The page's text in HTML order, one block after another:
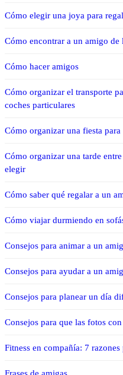
Cómo elegir una joya para
Cómo encontrar a un amigo de
Cómo hacer amigos
Cómo organizar el transporte
coches particulares
Cómo organizar una fiesta
Cómo organizar una tarde
elegir
Cómo saber qué regalar a un
Cómo viajar durmiendo en
Consejos para animar a un
Consejos para ayudar a un
Consejos para planear un día
Consejos para que las fotos
Fitness en compañía: 7
Frases de amigas